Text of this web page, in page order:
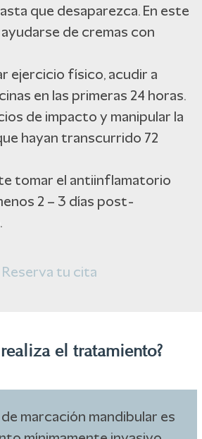
que desaparezca. En este
de cremas con
ejercicio físico, acudir a
en las primeras 24 horas.
de impacto y manipular la
hayan transcurrido 72
tomar el antiinflamatorio
2 – 3 días post-
Reserva tu cita
el tratamiento?
marcación mandibular es